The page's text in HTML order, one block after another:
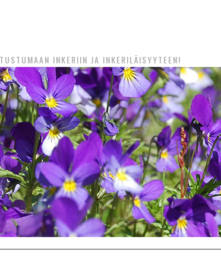
INKERIIN JA INKERILÄISYYTEEN!